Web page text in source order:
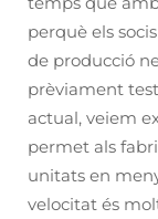
perquè els
de producció
prèviament
actual, veiem
permet als
unitats en
velocitat és